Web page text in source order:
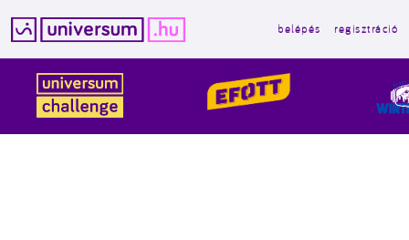
tartalomba
belépés regisztráció